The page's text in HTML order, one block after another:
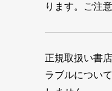
ります。ご注
正規取扱い書
ラブルについ